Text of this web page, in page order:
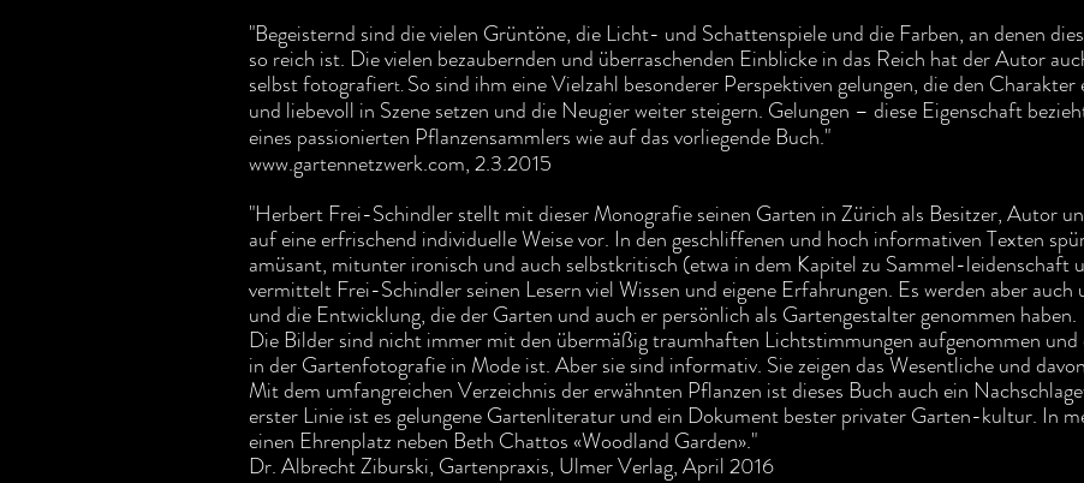
"Begeisternd sind die vielen Grüntöne, die Licht- und Schattenspiele und die Farben, an denen
so reich ist. Die vielen bezaubernden und überraschenden Einblicke in das Reich hat der Autor
selbst fotografiert.So sind ihm eine Vielzahl besonderer Perspektiven gelungen, die den
und liebevoll in Szene setzen und die Neugier weiter steigern. Gelungen – diese Eigenschaft
eines passionierten Pflanzensammlers wie auf das vorliegende Buch."
www.gartennetzwerk.com, 2.3.2015
"Herbert Frei-Schindler stellt mit dieser Monografie seinen Garten in Zürich als Besitzer, Autor
auf eine erfrischend individuelle Weise vor. In den geschliffenen und hoch informativen Texten
amüsant, mitunter ironisch und auch selbstkritisch (etwa in dem Kapitel zu Sammel-leidenschaft
vermittelt Frei-Schindler seinen Lesern viel Wissen und eigene Erfahrungen. Es werden aber
und die Entwicklung, die der Garten und auch er persönlich als Gartengestalter genommen haben.
Die Bilder sind nicht immer mit den übermäßig traumhaften Lichtstimmungen aufgenommen
in der Gartenfotografie in Mode ist. Aber sie sind informativ. Sie zeigen das Wesentliche und
Mit dem umfangreichen Verzeichnis der erwähnten Pflanzen ist dieses Buch auch ein
erster Linie ist es gelungene Gartenliteratur und ein Dokument bester privater Garten-kultur. In
einen Ehrenplatz neben Beth Chattos «Woodland Garden»."
Dr. Albrecht Ziburski, Gartenpraxis, Ulmer Verlag, April 2016